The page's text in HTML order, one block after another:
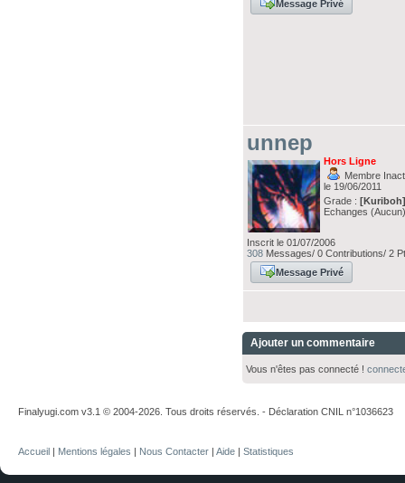
Message Privé
unnep
Hors Ligne
Membre
le 19/06/2011
Grade :
Echanges
Inscrit le 01/07/2006
308 Messages/ 0 Contributions/ 2
Message Privé
Ajouter un commentaire
Vous n'êtes pas connecté !
Finalyugi.com v3.1 © 2004-2026. Tous droits réservés. - Déclaration CNIL n°1036623
Accueil | Mentions légales | Nous Contacter | Aide | Statistiques